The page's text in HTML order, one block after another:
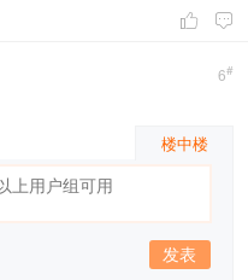
 
6#
楼中楼
发表